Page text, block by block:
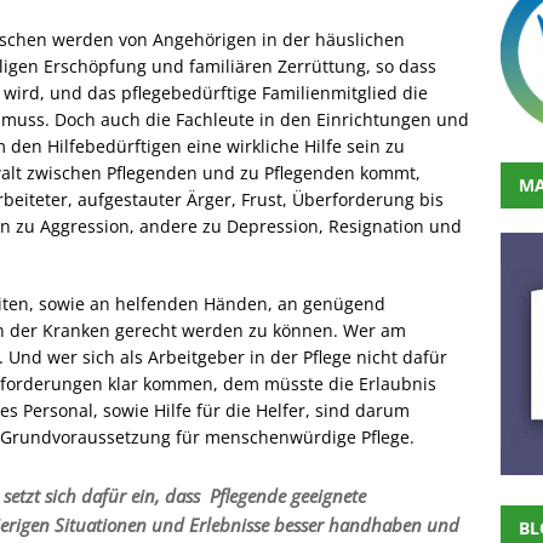
werden von Angehörigen in der häuslichen
Erschöpfung und familiären Zerrüttung, so dass
und das pflegebedürftige Familienmitglied die
Doch auch die Fachleute in den Einrichtungen und
den Hilfebedürftigen eine wirkliche Hilfe sein zu
zwischen Pflegenden und zu Pflegenden kommt,
aufgestauter Ärger, Frust, Überforderung bis
zu Aggression, andere zu Depression, Resignation und
sowie an helfenden Händen, an genügend
Kranken gerecht werden zu können. Wer am
wer sich als Arbeitgeber in der Pflege nicht dafür
klar kommen, dem müsste die Erlaubnis
Personal, sowie Hilfe für die Helfer, sind darum
für menschenwürdige Pflege.
sich dafür ein, dass Pflegende geeignete
Situationen und Erlebnisse besser handhaben und